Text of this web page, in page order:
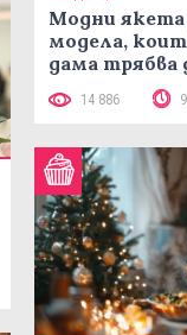
Модни якета
модела,
дама трябва
14 886